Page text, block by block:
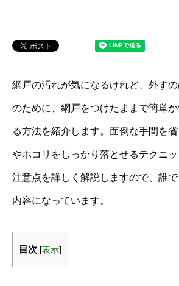
網戸の汚れが気になるけれど、外す
のために、網戸をつけたままで簡単
る方法を紹介します。面倒な手間を
やホコリをしっかり落とせるテクニッ
注意点を詳しく解説しますので、誰
内容になっています。
目次 [表示]